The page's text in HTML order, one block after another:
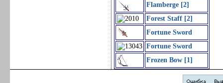
Flamberge [2]
Forest Staff [2]
Fortune Sword
Fortune Sword
Frozen Bow [1]